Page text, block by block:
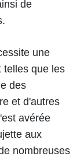
de
une
telles que les
des
et d'autres
avérée
aux
nombreuses